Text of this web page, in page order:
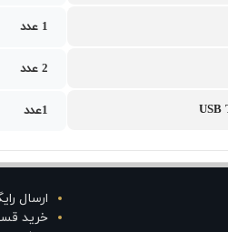
1 عدد
2 عدد
1عدد
ارسال
خرید